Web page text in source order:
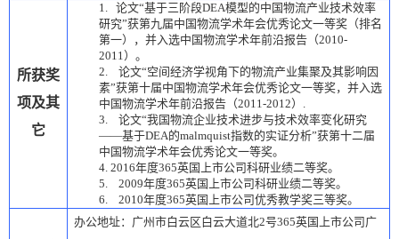
所获奖
项及其
它
1. 论文“基于三阶段DEA模型的中国物流产业技术效率
研究”获第九届中国物流学术年会优秀论文一等奖（排名
第一），并入选中国物流学术年前沿报告（2010-
2011）。
2. 论文“空间经济学视角下的物流产业集聚及其影响因
素”获第十届中国物流学术年会优秀论文一等奖，并入选
中国物流学术年前沿报告（2011-2012） .
3. 论文“我国物流企业技术进步与技术效率变化研究
——基于DEA的malmquist指数的实证分析”获第十二届
中国物流学术年会优秀论文一等奖。
4. 2016年度365英国上市公司科研业绩二等奖。
5. 2009年度365英国上市公司科研业绩二等奖。
6. 2010年度365英国上市公司优秀教学奖三等奖。
办公地址：广州市白云区白云大道北2号365英国上市公司广